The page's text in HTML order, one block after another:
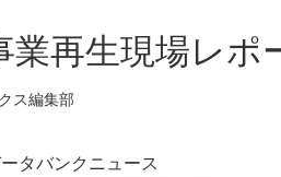
業再生現場レポ
ス編集部
タバンクニュース